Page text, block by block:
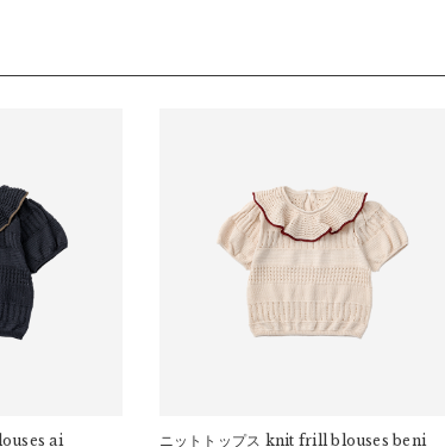
。
合お断りさせていただきます。
ai ニットトップス knit frill blouses beni